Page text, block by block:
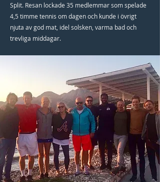
Split. Resan lockade 35 medlemmar som spelade
4,5 timme tennis om dagen och kunde i övrigt
njuta av god mat, idel solsken, varma bad och
trevliga middagar.